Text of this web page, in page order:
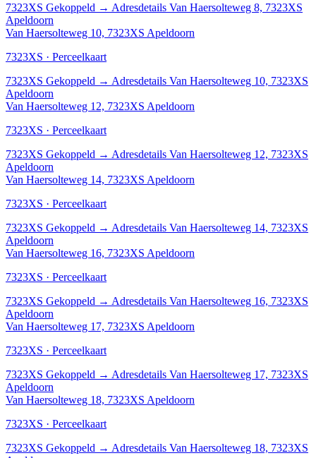
7323XS Gekoppeld → Adresdetails Van Haersolteweg 8, 7323XS
Apeldoorn
Van Haersolteweg 10, 7323XS Apeldoorn
7323XS · Perceelkaart
7323XS Gekoppeld → Adresdetails Van Haersolteweg 10, 7323XS
Apeldoorn
Van Haersolteweg 12, 7323XS Apeldoorn
7323XS · Perceelkaart
7323XS Gekoppeld → Adresdetails Van Haersolteweg 12, 7323XS
Apeldoorn
Van Haersolteweg 14, 7323XS Apeldoorn
7323XS · Perceelkaart
7323XS Gekoppeld → Adresdetails Van Haersolteweg 14, 7323XS
Apeldoorn
Van Haersolteweg 16, 7323XS Apeldoorn
7323XS · Perceelkaart
7323XS Gekoppeld → Adresdetails Van Haersolteweg 16, 7323XS
Apeldoorn
Van Haersolteweg 17, 7323XS Apeldoorn
7323XS · Perceelkaart
7323XS Gekoppeld → Adresdetails Van Haersolteweg 17, 7323XS
Apeldoorn
Van Haersolteweg 18, 7323XS Apeldoorn
7323XS · Perceelkaart
7323XS Gekoppeld → Adresdetails Van Haersolteweg 18, 7323XS